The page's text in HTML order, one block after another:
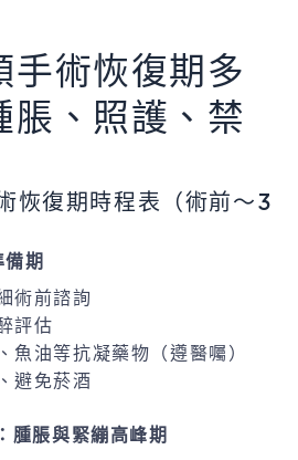
手術恢復期多
脹、照護、禁
恢復期時程表（術前～3
期
術前諮詢
評估
魚油等抗凝藥物（遵醫囑）
避免菸酒
腫脹與緊繃高峰期